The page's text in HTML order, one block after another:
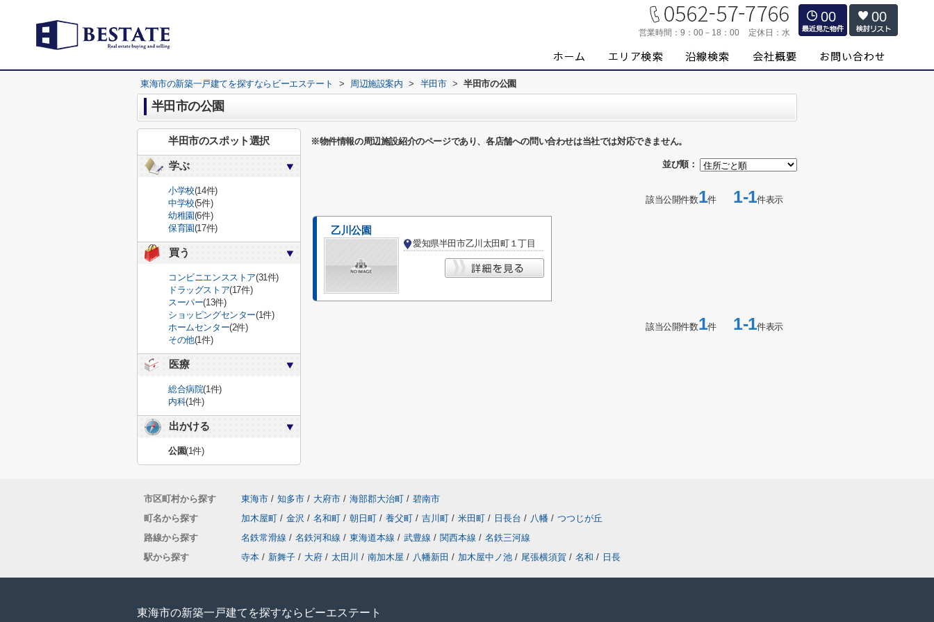
営業時間： 9：00－18：00 定休日： 水
00 00
東海市の新築一戸建てを探すならビーエステート > 周辺施設案内 > 半田市 > 半田市の公園
半田市の公園
※物件情報の周辺施設紹介のページであり、各店舗への問い合わせは当社では対応できません。
並び順：
該当公開件数1件1-1件表示
乙川公園
愛知県半田市乙川太田町１丁目
該当公開件数1件1-1件表示
半田市のスポット選択
学ぶ
小学校(14件)
中学校(5件)
幼稚園(6件)
保育園(17件)
買う
コンビニエンスストア(31件)
ドラッグストア(17件)
スーパー(13件)
ショッピングセンター(1件)
ホームセンター(2件)
その他(1件)
医療
総合病院(1件)
内科(1件)
出かける
公園(1件)
市区町村から探す 東海市 / 知多市 / 大府市 / 海部郡大治町 / 碧南市
町名から探す
加木屋町 / 金沢 / 名和町 / 朝日町 / 養父町 / 吉川町 / 米田町 / 日長台 / 八幡 / つつじが丘
路線から探す
名鉄常滑線 / 名鉄河和線 / 東海道本線 / 武豊線 / 関西本線 / 名鉄三河線
駅から探す
寺本 / 新舞子 / 大府 / 太田川 / 南加木屋 / 八幡新田 / 加木屋中ノ池 / 尾張横須賀 / 名和 / 日長
東海市の新築一戸建てを探すならビーエステート